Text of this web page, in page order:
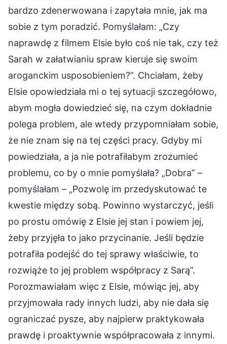
bardzo zdenerwowana i zapytała mnie, jak ma
sobie z tym poradzić. Pomyślałam: „Czy
naprawdę z filmem Elsie było coś nie tak, czy też
Sarah w załatwianiu spraw kieruje się swoim
aroganckim usposobieniem?”. Chciałam, żeby
Elsie opowiedziała mi o tej sytuacji szczegółowo,
abym mogła dowiedzieć się, na czym dokładnie
polega problem, ale wtedy przypomniałam sobie,
że nie znam się na tej części pracy. Gdyby mi
powiedziała, a ja nie potrafiłabym zrozumieć
problemu, co by o mnie pomyślała? „Dobra” –
pomyślałam – „Pozwolę im przedyskutować te
kwestie między sobą. Powinno wystarczyć, jeśli
po prostu omówię z Elsie jej stan i powiem jej,
żeby przyjęła to jako przycinanie. Jeśli będzie
potrafiła podejść do tej sprawy właściwie, to
rozwiąże to jej problem współpracy z Sarą”.
Porozmawiałam więc z Elsie, mówiąc jej, aby
przyjmowała rady innych ludzi, aby nie dała się
ograniczać pysze, aby najpierw praktykowała
prawdę i proaktywnie współpracowała z innymi.